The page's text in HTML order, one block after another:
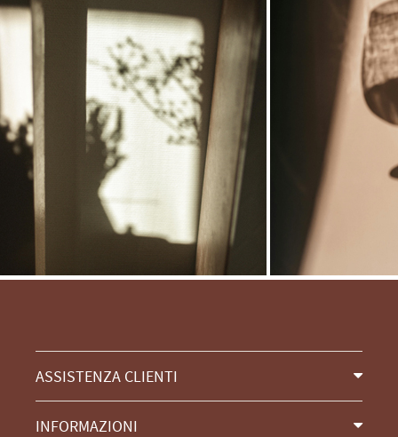
ASSISTENZA CLIENTI
INFORMAZIONI